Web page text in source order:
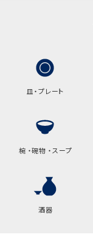
皿・プレート
椀 ・碗物 ・スープ
酒器